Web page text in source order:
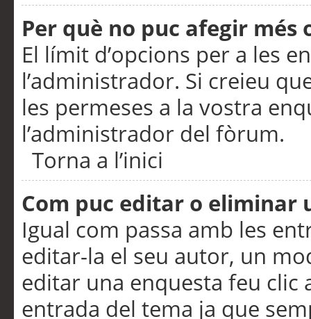
Per què no puc afegir més
El límit d’opcions per a les
l’administrador. Si creieu
les permeses a la vostra
l’administrador del fòrum.
Torna a l’inici
Com puc editar o eliminar
Igual com passa amb les
editar-la el seu autor, un
editar una enquesta feu clic
entrada del tema ja que